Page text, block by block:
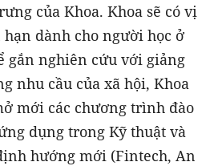
của Khoa. Khoa sẽ có vị
dành cho người học ở
gắn nghiên cứu với giảng
nhu cầu của xã hội, Khoa
mới các chương trình đào
dụng trong Kỹ thuật và
hướng mới (Fintech, An